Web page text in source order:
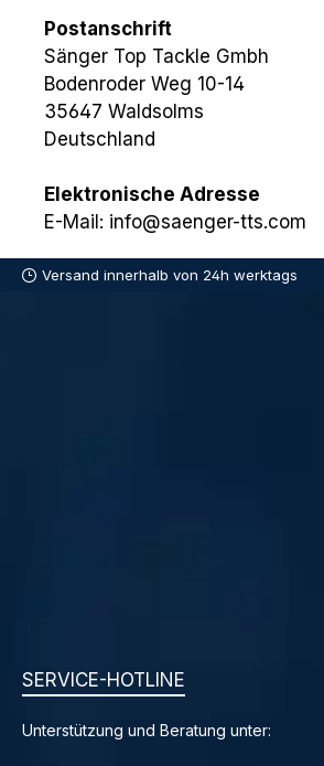
Postanschrift
Sänger Top Tackle Gmbh
Bodenroder Weg 10-14
35647 Waldsolms
Deutschland
Elektronische Adresse
E-Mail: info@saenger-tts.com
Versand innerhalb von 24h werktags
SERVICE-HOTLINE
Unterstützung und Beratung unter: